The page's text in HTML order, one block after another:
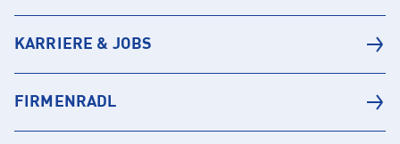
KARRIERE & JOBS
FIRMENRADL